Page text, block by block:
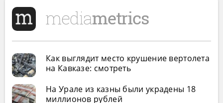
Как выглядит место крушение вертолета
на Кавказе: смотреть
На Урале из казны были украдены 18
миллионов рублей